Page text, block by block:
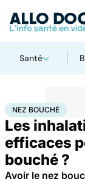
Santé
AccueilSantéBobos
NEZ BOUCHÉ
Les
efficaces
bouché ?
Avoir le nez